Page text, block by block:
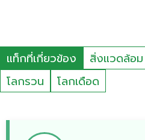
แท็กที่เกี่ยวข้อง สิ่งแวดล้อม
โลกรวน
โลกเดือด